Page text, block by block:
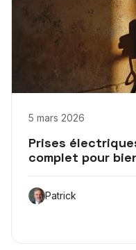
5 mars 2026
Prises
complet pour
Patrick